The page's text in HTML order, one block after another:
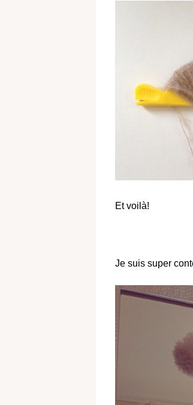
Et voilà!
Je suis super